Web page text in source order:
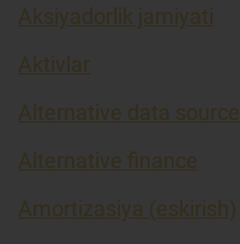
Aksiyadorlik jamiyati
Aktivlar
Alternative data source
Alternative finance
Amortizasiya (eskirish)